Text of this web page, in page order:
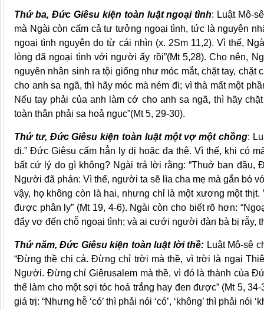
Thứ ba, Đức Giêsu kiện toàn luật ngoại tình: Luật Mô-
mà Ngài còn cấm cả tư tưởng ngoại tình, tức là nguyên
ngoại tình nguyên do từ cái nhìn (x. 2Sm 11,2). Vì thế,
lòng đã ngoại tình với người ấy rồi”(Mt 5,28). Cho nên,
nguyên nhân sinh ra tội giống như móc mắt, chặt tay, chặt
cho anh sa ngã, thì hãy móc mà ném đi; vì thà mất một
Nếu tay phải của anh làm cớ cho anh sa ngã, thì hãy
toàn thân phải sa hoả ngục”(Mt 5, 29-30).
Thứ tư, Đức Giêsu kiện toàn luật một vợ một chồng:
dị.” Đức Giêsu cấm hẳn ly dị hoặc đa thê. Vì thế, khi có
bất cứ lý do gì không? Ngài trả lời rằng: “Thuở ban
Người đã phán: Vì thế, người ta sẽ lìa cha mẹ mà gắn bó
vậy, họ không còn là hai, nhưng chỉ là một xương một
được phân ly” (Mt 19, 4-6). Ngài còn cho biết rõ hơn:
đẩy vợ đến chỗ ngoại tình; và ai cưới người đàn bà bị rẫy,
Thứ năm, Đức Giêsu kiện toàn luật lời thề: Luật Mô-sê
“Đừng thề chi cả. Đừng chỉ trời mà thề, vì trời là ngai
Người. Đừng chỉ Giêrusalem mà thề, vì đó là thành của
thể làm cho một sợi tóc hoá trắng hay đen được” (Mt 5,
giá trị: “Nhưng hễ ‘có’ thì phải nói ‘có’, ‘không’ thì phải nói